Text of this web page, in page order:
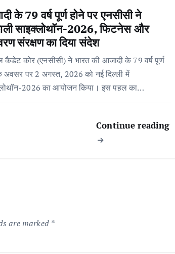
के 79 वर्ष पूर्ण होने पर एनसीसी ने
साइक्लोथॉन-2026, फिटनेस और
संरक्षण का दिया संदेश
कोर (एनसीसी) ने भारत की आजादी के 79 वर्ष पूर्ण
अवसर पर 2 अगस्त, 2026 को नई दिल्ली में
2026 का आयोजन किया। इस पहल का…
Continue reading
are marked *